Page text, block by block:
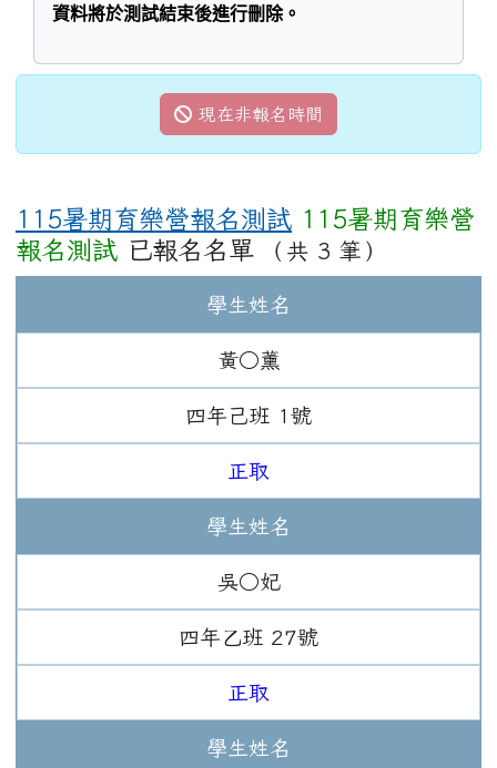
資料將於測試結束後進行刪除。
現在非報名時間
115暑期育樂營報名測試 115暑期育樂營
報名測試 已報名名單 （共 3 筆）
學生姓名
黃○薰
四年 己班 1 號
正取
學生姓名
吳○妃
四年 乙班 27號
正取
學生姓名